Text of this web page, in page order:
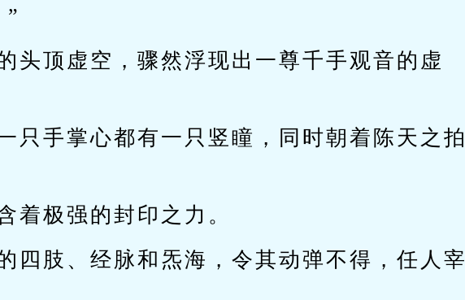
”
头顶虚空，骤然浮现出一尊千手观音的虚
只手掌心都有一只竖瞳，同时朝着陈天之拍
着极强的封印之力。
四肢、经脉和炁海，令其动弹不得，任人宰